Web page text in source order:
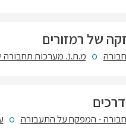
של רמזורים
מ.ת.נ. מערכות תחבורה יועצים 87 בע"מ, מרדכי גוטמן,
- המפקח על התעבורה